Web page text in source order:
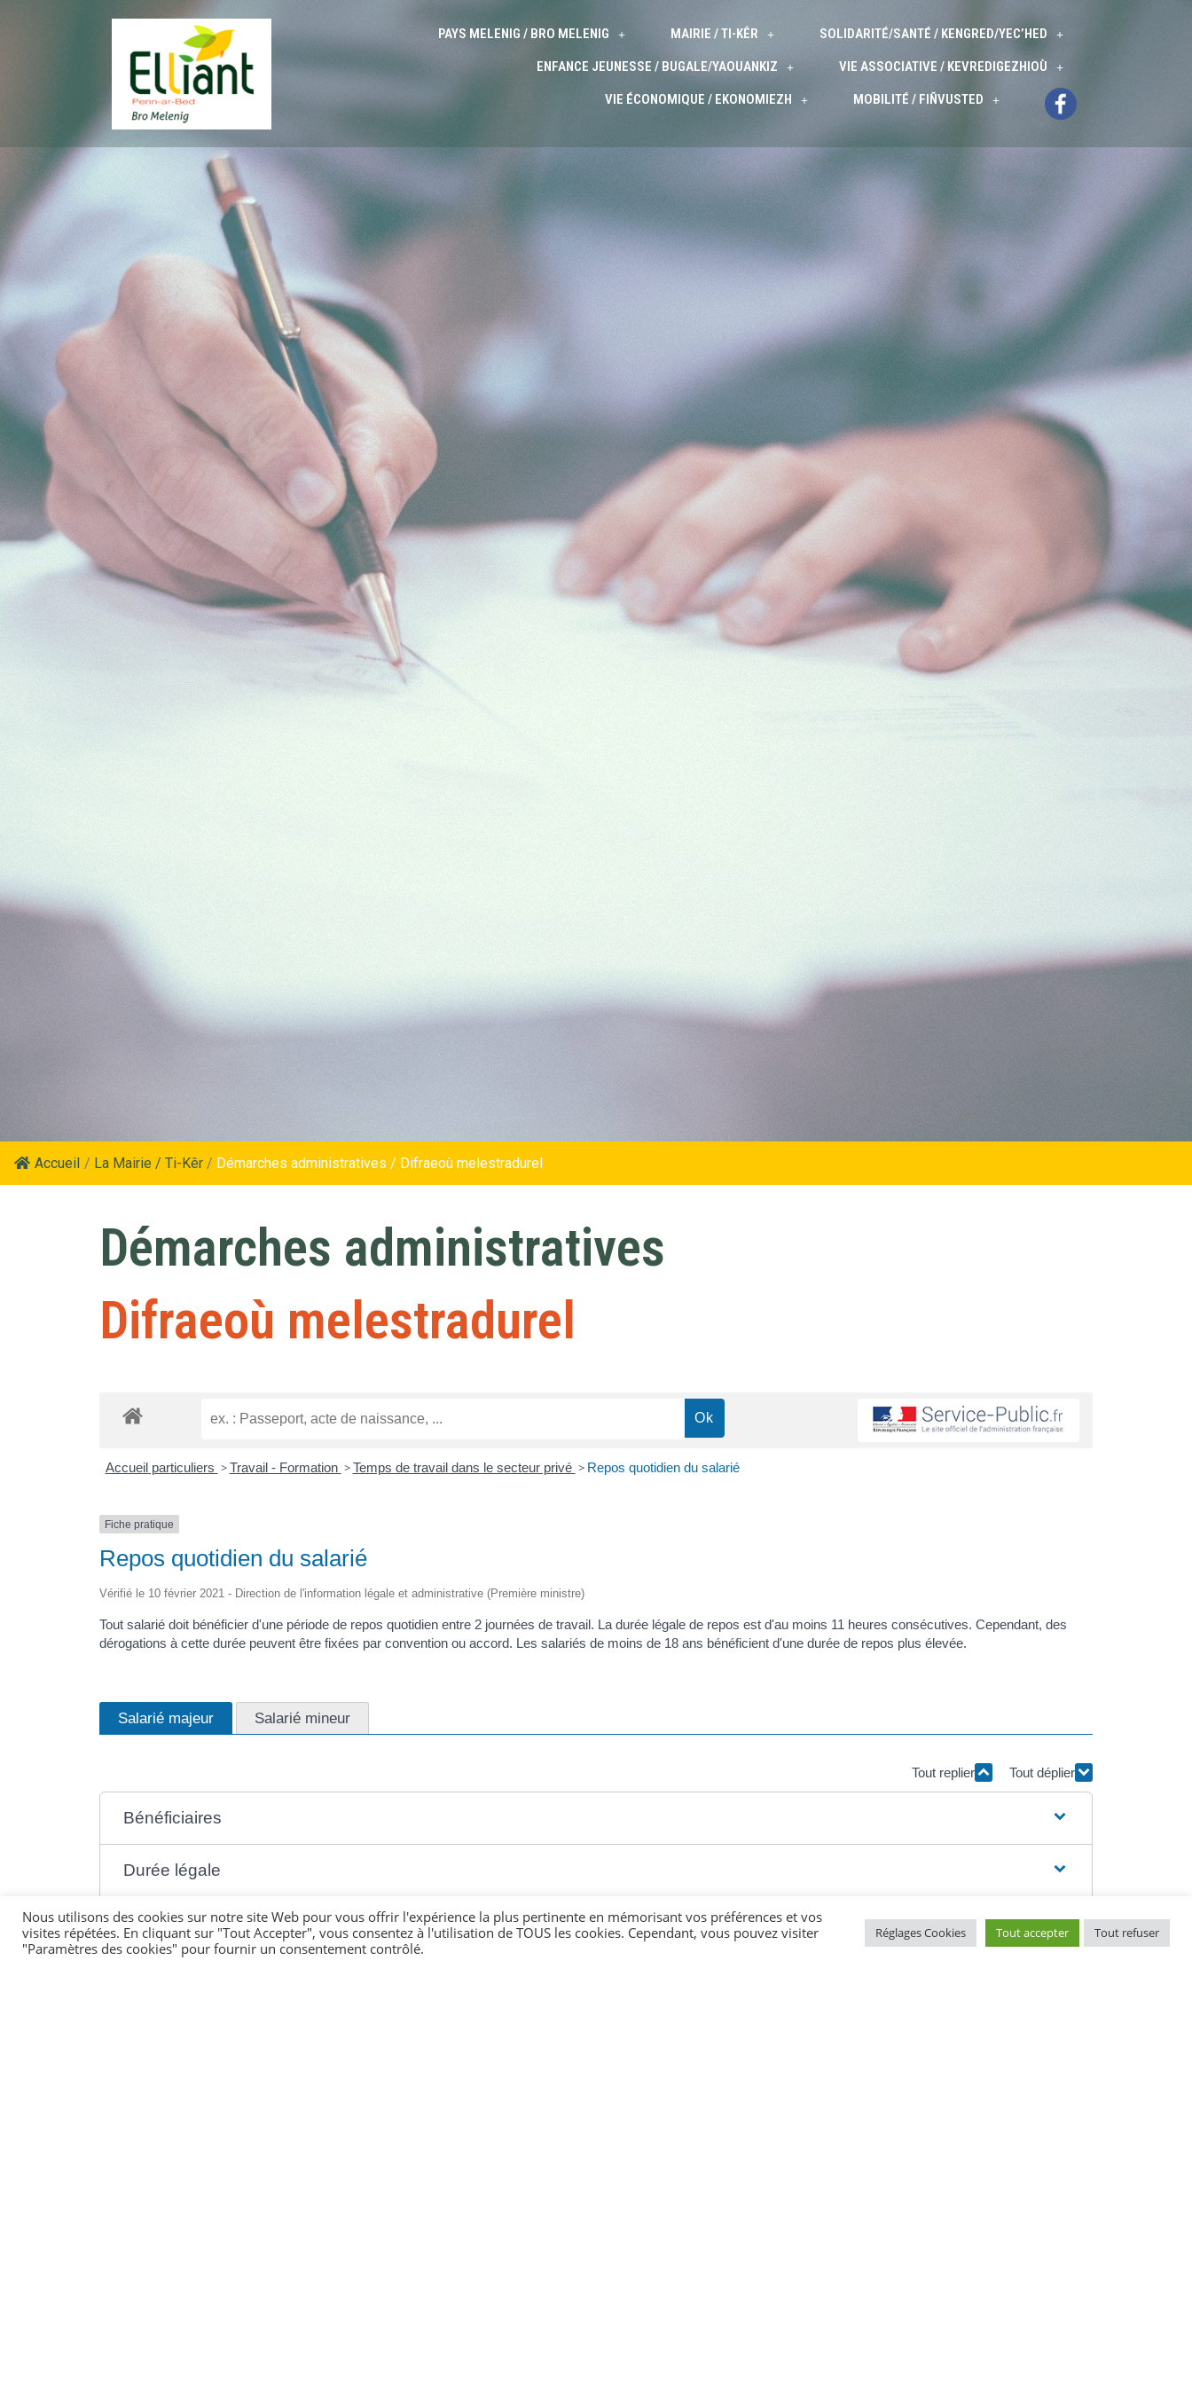
PAYS MELENIG / BRO MELENIG MAIRIE / TI-KÊR SOLIDARITÉ/SANTÉ / KENGRED/YEC’HED
ENFANCE JEUNESSE / BUGALE/YAOUANKIZ VIE ASSOCIATIVE / KEVREDIGEZHIOÙ
VIE ÉCONOMIQUE / EKONOMIEZH MOBILITÉ / FIÑVUSTED
Accueil / La Mairie / Ti-Kêr / Démarches administratives / Difraeoù melestradurel
Démarches administratives
Difraeoù melestradurel
Accueil particuliers > Travail - Formation > Temps de travail dans le secteur privé > Repos quotidien du salarié
Fiche pratique
Repos quotidien du salarié
Vérifié le 10 février 2021 - Direction de l'information légale et administrative (Première ministre)
Tout salarié doit bénéficier d'une période de repos quotidien entre 2 journées de travail. La durée légale de repos est d'au moins 11 heures consécutives. Cependant, des
dérogations à cette durée peuvent être fixées par convention ou accord. Les salariés de moins de 18 ans bénéficient d'une durée de repos plus élevée.
Salarié majeur Salarié mineur
Tout replier Tout déplier
Bénéficiaires
Durée légale
Dérogations à la durée légale
Nous utilisons des cookies sur notre site Web pour vous offrir l'expérience la plus pertinente en mémorisant vos préférences et vos
visites répétées. En cliquant sur "Tout Accepter", vous consentez à l'utilisation de TOUS les cookies. Cependant, vous pouvez visiter
"Paramètres des cookies" pour fournir un consentement contrôlé.
Réglages Cookies Tout accepter Tout refuser